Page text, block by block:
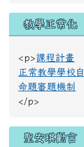
教學正常化
<p>課程計畫
正常教學學校
命題審題機制
</p>
聖安琪勸言